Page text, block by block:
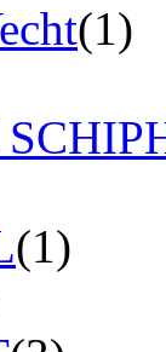
(1)
(1)